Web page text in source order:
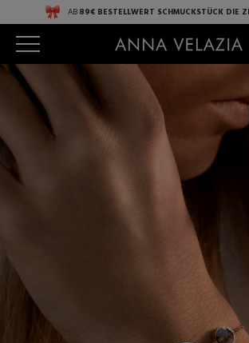
AB89€ BESTELLWERT SCHMUCKSTÜCK DIE